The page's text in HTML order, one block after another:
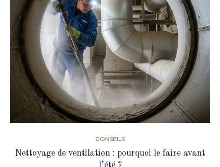
CONSEILS
Nettoyage de ventilation : pourquoi le faire avant
l’été ?